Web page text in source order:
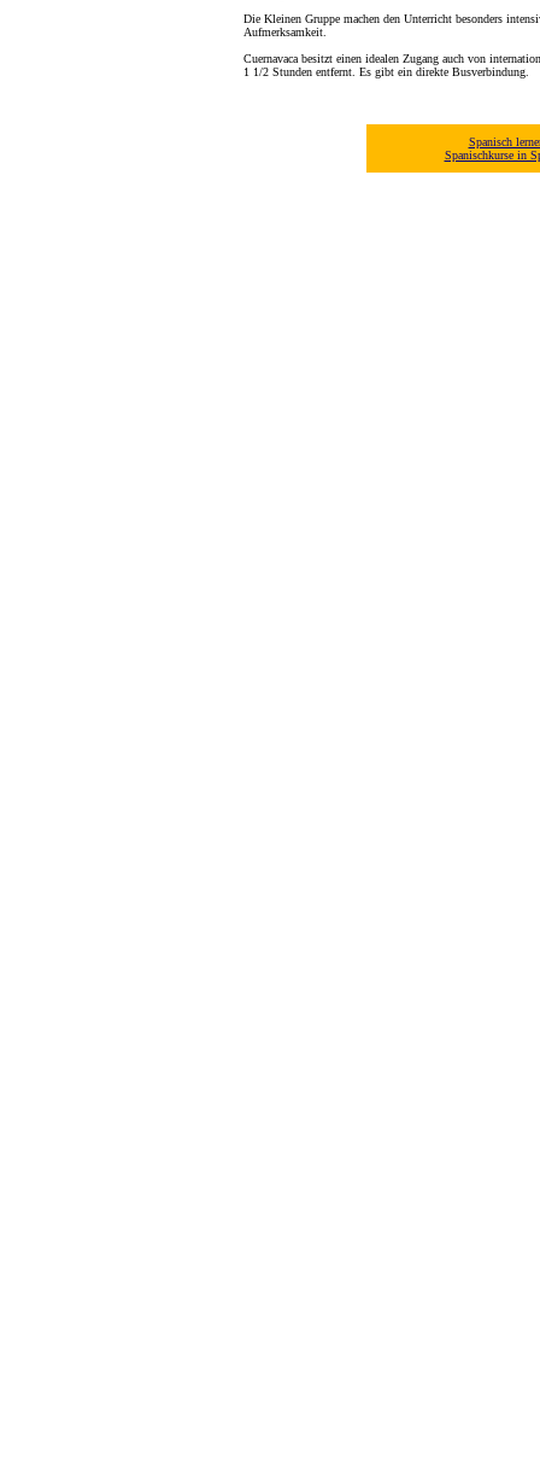
Die Kleinen Gruppe machen den Unterricht besonders
Aufmerksamkeit.
Cuernavaca besitzt einen idealen Zugang auch von
1 1/2 Stunden entfernt. Es gibt ein direkte Busverbindung.
Spanisch
Spanischkurse in